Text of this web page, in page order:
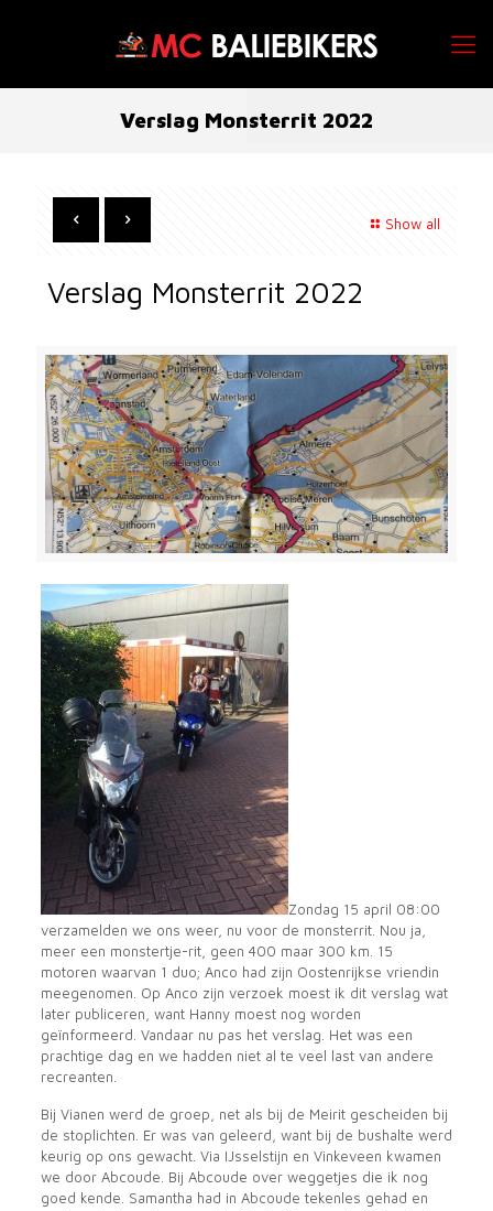
Verslag Monsterrit 2022
Show all
Verslag Monsterrit 2022
Zondag 15 april 08:00
verzamelden we ons weer, nu voor de monsterrit. Nou ja,
meer een monstertje-rit, geen 400 maar 300 km. 15
motoren waarvan 1 duo; Anco had zijn Oostenrijkse vriendin
meegenomen. Op Anco zijn verzoek moest ik dit verslag wat
later publiceren, want Hanny moest nog worden
geïnformeerd. Vandaar nu pas het verslag. Het was een
prachtige dag en we hadden niet al te veel last van andere
recreanten.
Bij Vianen werd de groep, net als bij de Meirit gescheiden bij
de stoplichten. Er was van geleerd, want bij de bushalte werd
keurig op ons gewacht. Via IJsselstijn en Vinkeveen kwamen
we door Abcoude. Bij Abcoude over weggetjes die ik nog
goed kende. Samantha had in Abcoude tekenles gehad en